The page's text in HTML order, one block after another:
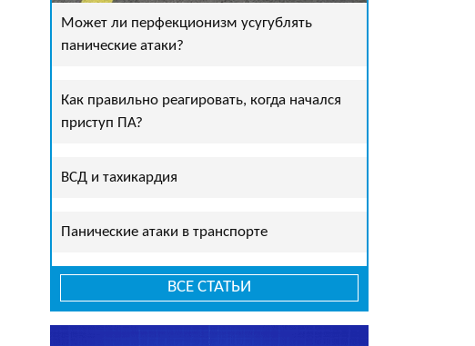
Может ли перфекционизм усугублять
панические атаки?
Как правильно реагировать, когда начался
приступ ПА?
ВСД и тахикардия
Панические атаки в транспорте
ВСЕ СТАТЬИ